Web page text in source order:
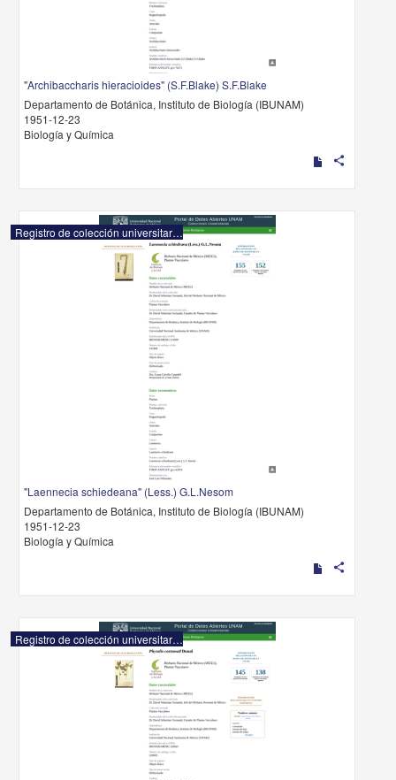
"Archibaccharis hieracioides" (S.F.Blake) S.F.Blake
Departamento de Botánica, Instituto de Biología (IBUNAM)
1951-12-23
Biología y Química
share
Registro de colección universitaria
"Laennecia schiedeana" (Less.) G.L.Nesom
Departamento de Botánica, Instituto de Biología (IBUNAM)
1951-12-23
Biología y Química
share
Registro de colección universitaria